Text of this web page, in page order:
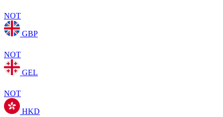
NOT
GBP
NOT
GEL
NOT
HKD